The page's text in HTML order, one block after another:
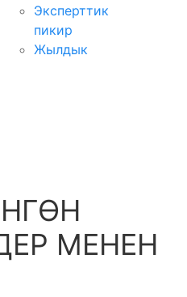
Эксперттик
пикир
Жылдык
МЕНЕН